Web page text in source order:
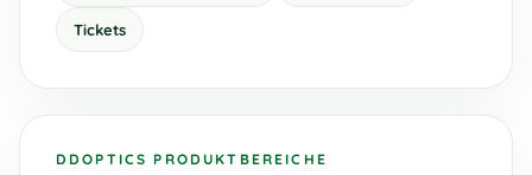
Tickets
DDOPTICS PRODUKTBEREICHE